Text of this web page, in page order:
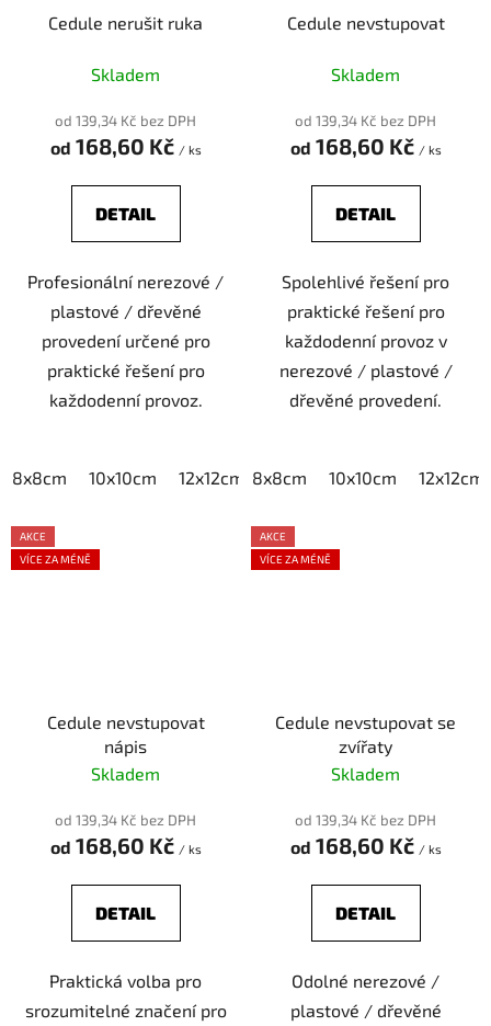
Cedule nerušit ruka
Skladem
od 139,34 Kč bez DPH
od 168,60 Kč / ks
DETAIL
Profesionální nerezové /
plastové / dřevěné
provedení určené pro
praktické řešení pro
každodenní provoz.
8x8cm 10x10cm 12x12cm 15x15cm 20x20cm
Cedule nevstupovat
Skladem
od 139,34 Kč bez DPH
od 168,60 Kč / ks
DETAIL
Spolehlivé řešení pro
praktické řešení pro
každodenní provoz v
nerezové / plastové /
dřevěné provedení.
8x8cm 10x10cm 12x12cm
AKCE
VÍCE ZA MÉNĚ
Cedule nevstupovat
nápis
Skladem
od 139,34 Kč bez DPH
od 168,60 Kč / ks
DETAIL
Praktická volba pro
srozumitelné značení pro
AKCE
VÍCE ZA MÉNĚ
Cedule nevstupovat se
zvířaty
Skladem
od 139,34 Kč bez DPH
od 168,60 Kč / ks
DETAIL
Odolné nerezové /
plastové / dřevěné